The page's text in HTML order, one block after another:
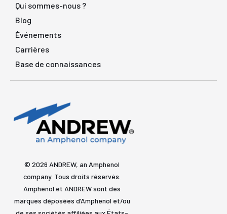
Qui sommes-nous ?
Blog
Événements
Carrières
Base de connaissances
© 2026 ANDREW, an Amphenol
company. Tous droits réservés.
Amphenol et ANDREW sont des
marques déposées d’Amphenol et/ou